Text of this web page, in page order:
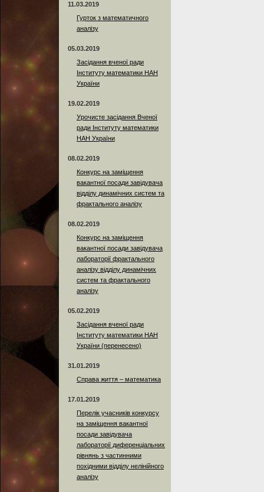
11.03.2019
Гурток з математичного
аналізу
05.03.2019
Засідання вченої ради
Інституту математики НАН
України
19.02.2019
Урочисте засідання Вченої
ради Інституту математики
НАН України
08.02.2019
Конкурс на заміщення
вакантної посади завідувача
відділу динамічних систем та
фрактального аналізу
08.02.2019
Конкурс на заміщення
вакантної посади завідувача
лабораторії фрактального
аналізу відділу динамічних
систем та фрактального
аналізу
05.02.2019
Засідання вченої ради
Інституту математики НАН
України (перенесено)
31.01.2019
Справа життя – математика
17.01.2019
Перелік учасників конкурсу
на заміщення вакантної
посади завідувача
лабораторії диференціальних
рівнянь з частинними
похідними відділу нелінійного
аналізу